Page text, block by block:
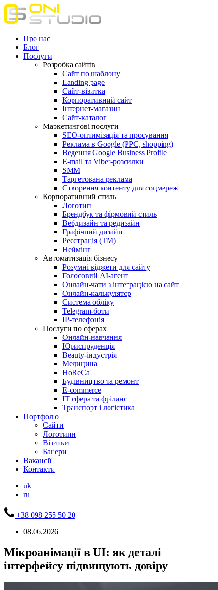
Про нас
Блог
Послуги
Розробка сайтів
Сайт по шаблону
Landing page
Сайт-візитка
Корпоративний сайт
Інтернет-магазин
Сайт-каталог
Маркетингові послуги
SEO-оптимізація та просування
Реклама в Google (PPC, shopping)
Ведення Google Business Profile
E-mail та Viber-розсилки
SMM
Таргетована реклама
Створення контенту для соцмереж
Корпоративний стиль
Логотип
Брендбук та фірмовий стиль
Вебдизайн та редизайн
Графічний дизайн
Реєстрація (ТМ)
Неймінг
Автоматизація бізнесу
Розумні віджети для сайту
Голосовий АІ-агент
Онлайн-чати з інтеграцією на сайт
Онлайн-калькулятор
Система обліку
Telegram-боти
IP-телефонія
Послуги по сферах
Онлайн-навчання
Юриспруденція
Beauty-індустрія
Медицина
HoReCa
Будівництво та ремонт
E-commerce
IT-сфера та фріланс
Транспорт і логістика
Портфоліо
Сайти
Логотипи
Візитки
Банери
Вакансії
Контакти
uk
ru
+38 098 255 50 20
08.06.2026
Мікроанімації в UI: як деталі
інтерфейсу підвищують довіру